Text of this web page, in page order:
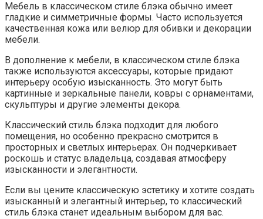
Мебель в классическом стиле блэка обычно имеет
гладкие и симметричные формы. Часто используется
качественная кожа или велюр для обивки и декорации
мебели.
В дополнение к мебели, в классическом стиле блэка
также используются аксессуары, которые придают
интерьеру особую изысканность. Это могут быть
картинные и зеркальные панели, ковры с орнаментами,
скульптуры и другие элементы декора.
Классический стиль блэка подходит для любого
помещения, но особенно прекрасно смотрится в
просторных и светлых интерьерах. Он подчеркивает
роскошь и статус владельца, создавая атмосферу
изысканности и элегантности.
Если вы цените классическую эстетику и хотите создать
изысканный и элегантный интерьер, то классический
стиль блэка станет идеальным выбором для вас.